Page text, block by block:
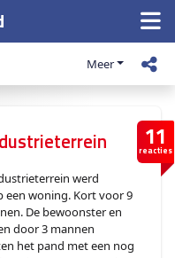
Meer
11
reacties
werd
een woning. Kort voor 9
De bewoonster en
door 3 mannen
het pand met een nog